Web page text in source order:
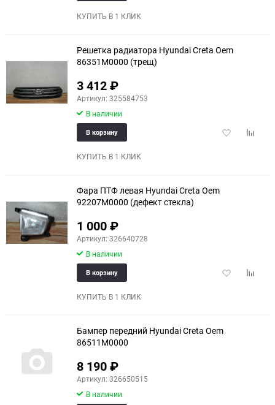
КУПИТЬ В 1 КЛИК
Решетка радиатора Hyundai Creta Oem
86351M0000 (трещ)
3 412₽
Артикул: 325584753
В наличии
Добавить
В корзину
КУПИТЬ В 1 КЛИК
Фара ПТФ левая Hyundai Creta Oem
92207M0000 (дефект стекла)
1 000₽
Артикул: 326640728
В наличии
Добавить
В корзину
КУПИТЬ В 1 КЛИК
Бампер передний Hyundai Creta Oem
86511M0000
8 190₽
Артикул: 326650515
В наличии